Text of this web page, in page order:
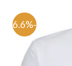
-76.6%